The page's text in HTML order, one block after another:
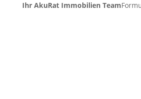
Ihr AkuRat Immobilien Team